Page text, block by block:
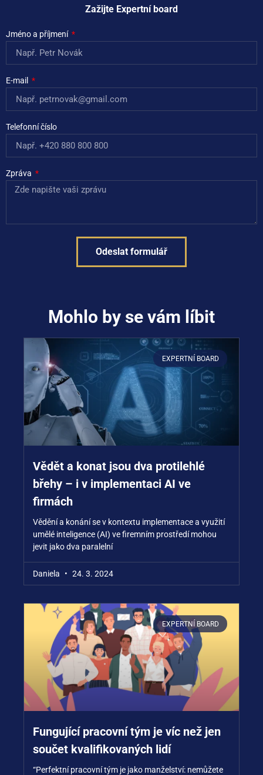
Zažijte Expertní board
Jméno a příjmení
E-mail
Telefonní číslo
Zpráva
Odeslat formulář
Mohlo by se vám líbit
EXPERTNÍ BOARD
Vědět a konat jsou dva protilehlé
břehy – i v implementaci AI ve
firmách
Vědění a konání se v kontextu implementace a využití
umělé inteligence (AI) ve firemním prostředí mohou
jevit jako dva paralelní
Daniela 24. 3. 2024
EXPERTNÍ BOARD
Fungující pracovní tým je víc než jen
součet kvalifikovaných lidí
“Perfektní pracovní tým je jako manželství: nemůžete